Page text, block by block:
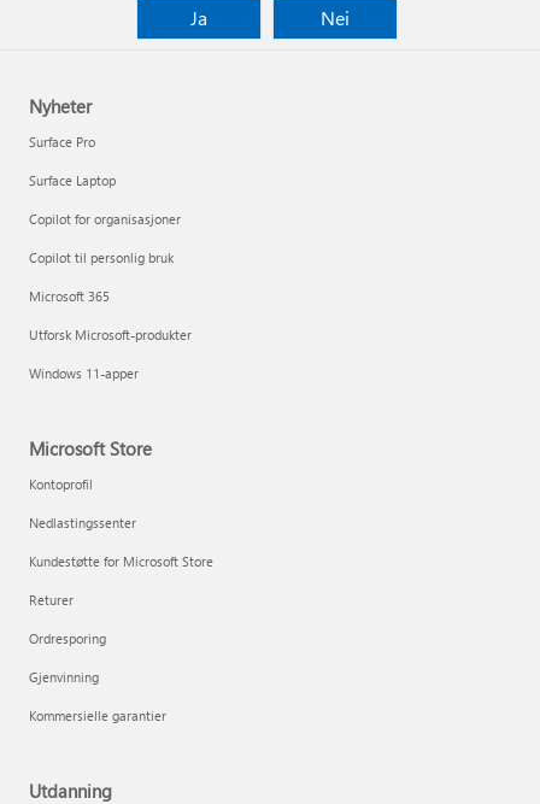
Ja
Nei
Nyheter
Surface Pro
Surface Laptop
Copilot for organisasjoner
Copilot til personlig bruk
Microsoft 365
Utforsk Microsoft-produkter
Windows 11-apper
Microsoft Store
Kontoprofil
Nedlastingssenter
Kundestøtte for Microsoft Store
Returer
Ordresporing
Gjenvinning
Kommersielle garantier
Utdanning